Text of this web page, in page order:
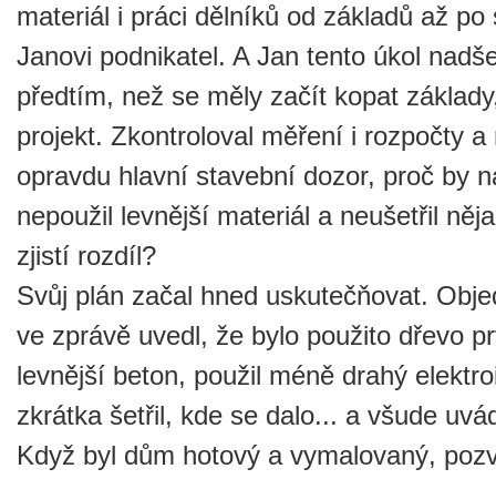
materiál i práci dělníků od základů až po
Janovi podnikatel. A Jan tento úkol
předtím, než se měly začít kopat
projekt. Zkontroloval měření i rozpočty a
opravdu hlavní stavební dozor, proč by
nepoužil levnější materiál a neušetřil
zjistí rozdíl?
Svůj plán začal hned uskutečňovat.
ve zprávě uvedl, že bylo použito dřevo
levnější beton, použil méně drahý
zkrátka šetřil, kde se dalo... a všude
Když byl dům hotový a vymalovaný,